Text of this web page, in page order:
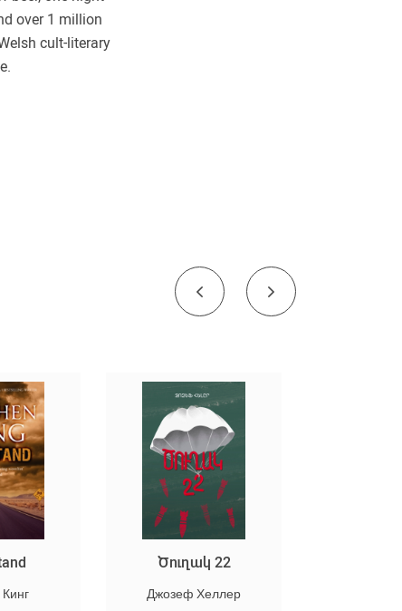
over 1 million
cult-literary
Ծուղակ 22
Джозеф Хеллер